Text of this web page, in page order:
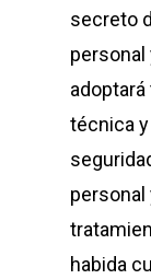
secreto
personal
técnica y
personal
habida